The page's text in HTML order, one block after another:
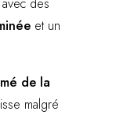
et un
de la
malgré